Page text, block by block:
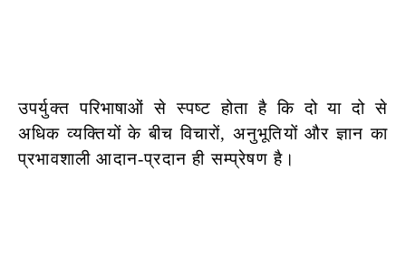
उपर्युक्त परिभाषाओं से स्पष्ट होता है कि दो या दो से
अधिक व्यक्तियों के बीच विचारों, अनुभूतियों और ज्ञान का
प्रभावशाली आदान-प्रदान ही सम्प्रेषण है।